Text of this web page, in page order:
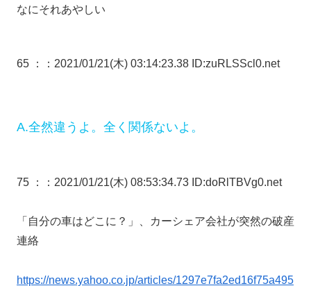
なにそれあやしい
65 ： ：2021/01/21(木) 03:14:23.38 ID:zuRLSScl0.net
A.全然違うよ。全く関係ないよ。
75 ： ：2021/01/21(木) 08:53:34.73 ID:doRlTBVg0.net
「自分の車はどこに？」、カーシェア会社が突然の破産
連絡
https://news.yahoo.co.jp/articles/1297e7fa2ed16f75a495